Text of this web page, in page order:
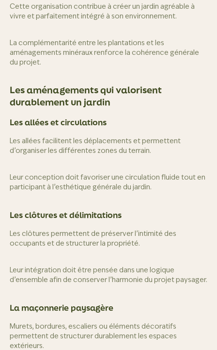
Cette organisation contribue à créer un jardin agréable à
vivre et parfaitement intégré à son environnement.
La complémentarité entre les plantations et les
aménagements minéraux renforce la cohérence générale
du projet.
Les aménagements qui valorisent
durablement un jardin
Les allées et circulations
Les allées facilitent les déplacements et permettent
d’organiser les différentes zones du terrain.
Leur conception doit favoriser une circulation fluide tout en
participant à l’esthétique générale du jardin.
Les clôtures et délimitations
Les clôtures permettent de préserver l’intimité des
occupants et de structurer la propriété.
Leur intégration doit être pensée dans une logique
d’ensemble afin de conserver l’harmonie du projet paysager.
La maçonnerie paysagère
Murets, bordures, escaliers ou éléments décoratifs
permettent de structurer durablement les espaces
extérieurs.